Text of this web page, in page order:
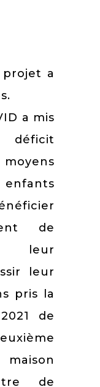
a
a mis
déficit
de
leur
leur
pris la
de
de